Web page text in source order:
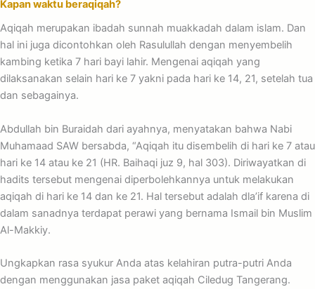
Kapan waktu beraqiqah?
Aqiqah merupakan ibadah sunnah muakkadah dalam islam. Dan
hal ini juga dicontohkan oleh Rasulullah dengan menyembelih
kambing ketika 7 hari bayi lahir. Mengenai aqiqah yang
dilaksanakan selain hari ke 7 yakni pada hari ke 14, 21, setelah tua
dan sebagainya.
Abdullah bin Buraidah dari ayahnya, menyatakan bahwa Nabi
Muhamaad SAW bersabda, “Aqiqah itu disembelih di hari ke 7 atau
hari ke 14 atau ke 21 (HR. Baihaqi juz 9, hal 303). Diriwayatkan di
hadits tersebut mengenai diperbolehkannya untuk melakukan
aqiqah di hari ke 14 dan ke 21. Hal tersebut adalah dla’if karena di
dalam sanadnya terdapat perawi yang bernama Ismail bin Muslim
Al-Makkiy.
Ungkapkan rasa syukur Anda atas kelahiran putra-putri Anda
dengan menggunakan jasa paket aqiqah Ciledug Tangerang.